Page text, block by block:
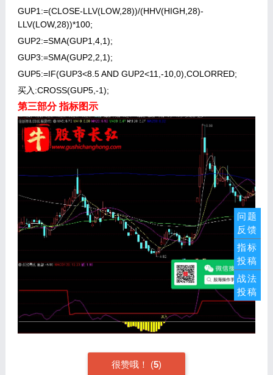
GUP1:=(CLOSE-LLV(LOW,28))/(HHV(HIGH,28)-
LLV(LOW,28))*100;
GUP2:=SMA(GUP1,4,1);
GUP3:=SMA(GUP2,2,1);
GUP5:=IF(GUP3<8.5 AND GUP2<11,-10,0),COLORRED;
买入:CROSS(GUP5,-1);
第三部分 指标图示
很赞哦！ (5)
问题
反馈
指标
投稿
战法
投稿